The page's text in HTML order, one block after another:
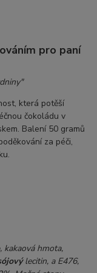
pro paní
která potěší
čokoládu v
Balení 50 gramů
za péči,
, kakaová hmota,
lecitin, a E476,